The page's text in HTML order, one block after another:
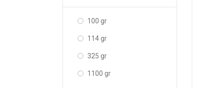
100 gr
114 gr
325 gr
1100 gr